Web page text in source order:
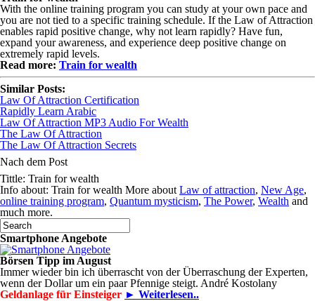
With the online training program you can study at your own pace and
you are not tied to a specific training schedule. If the Law of Attraction
enables rapid positive change, why not learn rapidly? Have fun,
expand your awareness, and experience deep positive change on
extremely rapid levels.
Read more: Train for wealth
Similar Posts:
Law Of Attraction Certification
Rapidly Learn Arabic
Law Of Attraction MP3 Audio For Wealth
The Law Of Attraction
The Law Of Attraction Secrets
Nach dem Post
Tittle: Train for wealth
Info about: Train for wealth More about Law of attraction, New Age,
online training program, Quantum mysticism, The Power, Wealth and
much more.
Smartphone Angebote
Börsen Tipp im August
Immer wieder bin ich überrascht von der Überraschung der Experten,
wenn der Dollar um ein paar Pfennige steigt. André Kostolany
Geldanlage für Einsteiger ► Weiterlesen..